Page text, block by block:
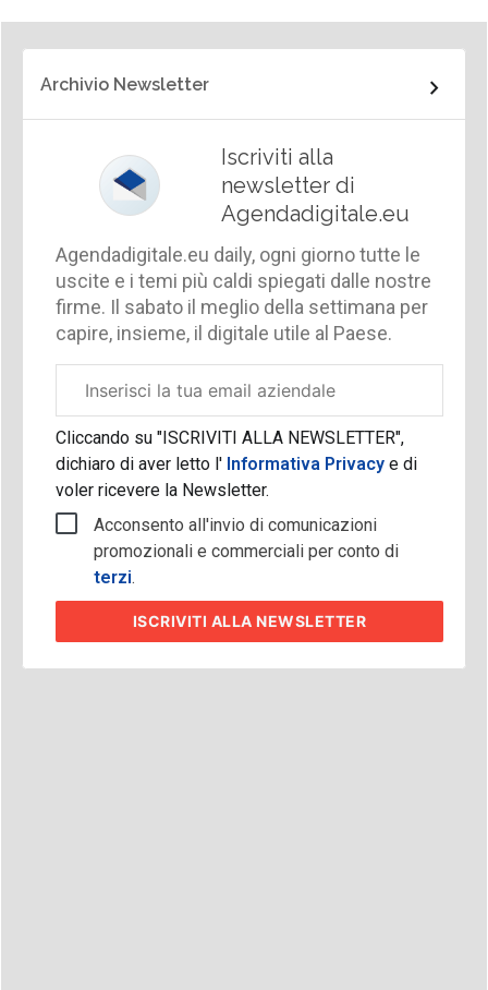
Archivio Newsletter
Iscriviti alla
newsletter di
Agendadigitale.eu
Agendadigitale.eu daily, ogni giorno tutte le
uscite e i temi più caldi spiegati dalle nostre
firme. Il sabato il meglio della settimana per
capire, insieme, il digitale utile al Paese.
aziendale
Cliccando su "ISCRIVITI ALLA NEWSLETTER",
dichiaro di aver letto l'Informativa Privacy e di
voler ricevere la Newsletter.
Acconsento all'invio di comunicazioni
promozionali e commerciali per conto di
terzi.
ISCRIVITI ALLA NEWSLETTER